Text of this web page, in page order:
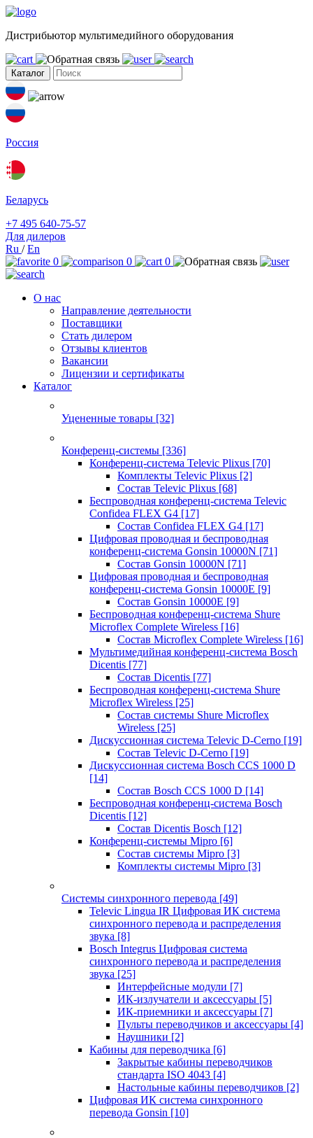
Дистрибьютор мультимедийного оборудования
Каталог
Россия
Беларусь
+7 495 640-75-57
Для дилеров
Ru /En
0
0 0
О нас
Направление деятельности
Поставщики
Стать дилером
Отзывы клиентов
Вакансии
Лицензии и сертификаты
Каталог
Уцененные товары [32]
Конференц-системы [336]
Конференц-система Televic Plixus [70]
Комплекты Televic Plixus [2]
Состав Televic Plixus [68]
Беспроводная конференц-система Televic
Confidea FLEX G4 [17]
Состав Confidea FLEX G4 [17]
Цифровая проводная и беспроводная
конференц-система Gonsin 10000N [71]
Состав Gonsin 10000N [71]
Цифровая проводная и беспроводная
конференц-система Gonsin 10000E [9]
Состав Gonsin 10000E [9]
Беспроводная конференц-система Shure
Microflex Complete Wireless [16]
Состав Microflex Complete Wireless [16]
Мультимедийная конференц-система Bosch
Dicentis [77]
Состав Dicentis [77]
Беспроводная конференц-система Shure
Microflex Wireless [25]
Состав системы Shure Microflex
Wireless [25]
Дискуссионная система Televic D-Cerno [19]
Состав Televic D-Cerno [19]
Дискуссионная система Bosch CCS 1000 D
[14]
Состав Bosch CCS 1000 D [14]
Беспроводная конференц-система Bosch
Dicentis [12]
Состав Dicentis Bosch [12]
Конференц-системы Mipro [6]
Состав системы Mipro [3]
Комплекты системы Mipro [3]
Системы синхронного перевода [49]
Televic Lingua IR Цифровая ИК система
синхронного перевода и распределения
звука [8]
Bosch Integrus Цифровая система
синхронного перевода и распределения
звука [25]
Интерфейсные модули [7]
ИК-излучатели и аксессуары [5]
ИК-приемники и аксессуары [7]
Пульты переводчиков и аксессуары [4]
Наушники [2]
Кабины для переводчика [6]
Закрытые кабины переводчиков
стандарта ISO 4043 [4]
Настольные кабины переводчиков [2]
Цифровая ИК система синхронного
перевода Gonsin [10]